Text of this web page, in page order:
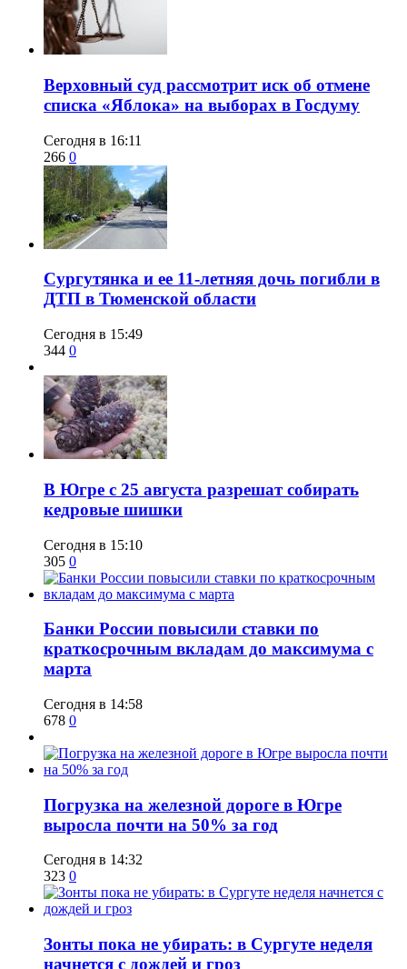
​Верховный суд рассмотрит иск об отмене
списка «Яблока» на выборах в Госдуму
Сегодня в 16:11
266 0
Сургутянка и ее 11-летняя дочь погибли в
ДТП в Тюменской области
Сегодня в 15:49
344 0
​В Югре с 25 августа разрешат собирать
кедровые шишки
Сегодня в 15:10
305 0
​Банки России повысили ставки по
краткосрочным вкладам до максимума с
марта
Сегодня в 14:58
678 0
​Погрузка на железной дороге в Югре
выросла почти на 50% за год
Сегодня в 14:32
323 0
​Зонты пока не убирать: в Сургуте неделя
начнется с дождей и гроз